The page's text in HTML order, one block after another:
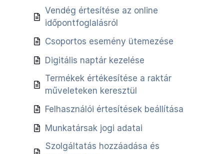
Vendég értesítése az online
időpontfoglalásról
Csoportos esemény ütemezése
Digitális naptár kezelése
Termékek értékesítése a raktár
műveleteken keresztül
Felhasználói értesítések beállítása
Munkatársak jogi adatai
Szolgáltatás hozzáadása és